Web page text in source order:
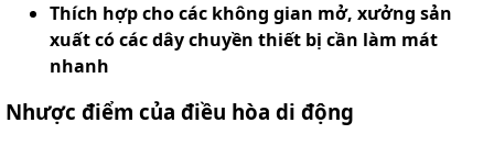
Thích hợp cho các không gian mở, xưởng sản
xuất có các dây chuyền thiết bị cần làm mát
nhanh
Nhược điểm của điều hòa di động